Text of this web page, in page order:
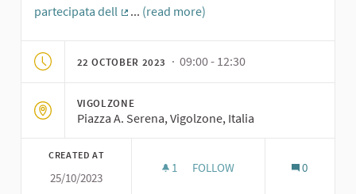
partecipata dell
... (read more)
22 OCTOBER 2023 · 09:00 - 12:30
VIGOLZONE
Piazza A. Serena, Vigolzone, Italia
CREATED AT
25/10/2023
1 1 FOLLOWER
FOLLOW 0